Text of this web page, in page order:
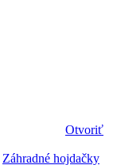
Otvoriť
Záhradné hojdačky